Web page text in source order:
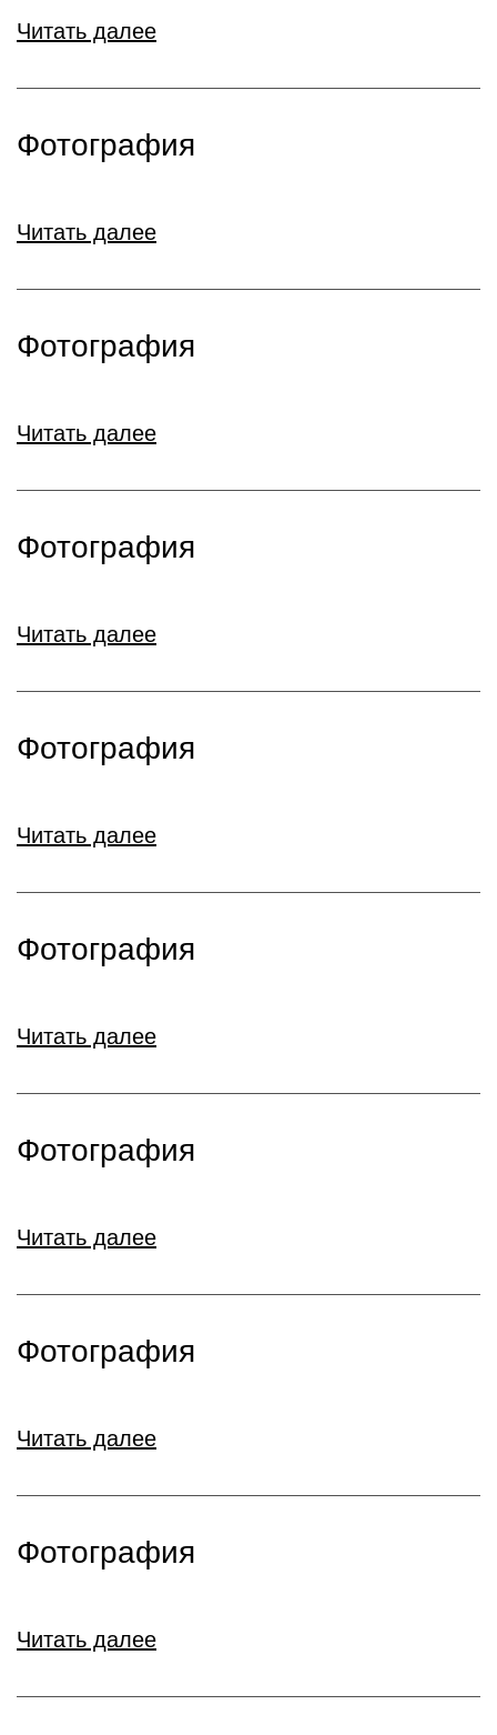
Читать далее
Фотография
Читать далее
Фотография
Читать далее
Фотография
Читать далее
Фотография
Читать далее
Фотография
Читать далее
Фотография
Читать далее
Фотография
Читать далее
Фотография
Читать далее